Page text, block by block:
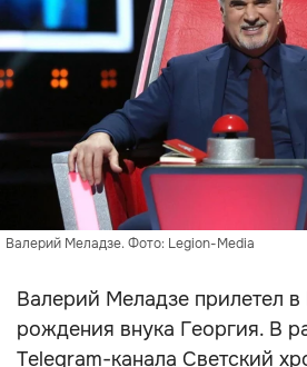
Валерий Меладзе. Фото: Legion-Media
Валерий Меладзе прилетел
рождения внука Георгия. В
Telegram-канала Светский